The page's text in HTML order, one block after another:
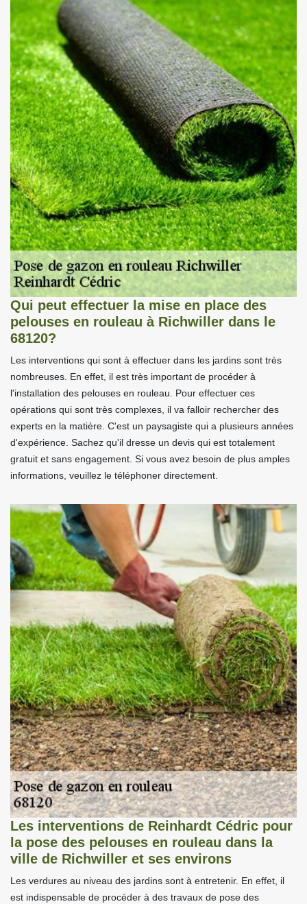
Qui peut effectuer la mise en place des
pelouses en rouleau à Richwiller dans le
68120?
Les interventions qui sont à effectuer dans les jardins sont très
nombreuses. En effet, il est très important de procéder à
l'installation des pelouses en rouleau. Pour effectuer ces
opérations qui sont très complexes, il va falloir rechercher des
experts en la matière. C'est un paysagiste qui a plusieurs années
d'expérience. Sachez qu'il dresse un devis qui est totalement
gratuit et sans engagement. Si vous avez besoin de plus amples
informations, veuillez le téléphoner directement.
Les interventions de Reinhardt Cédric pour
la pose des pelouses en rouleau dans la
ville de Richwiller et ses environs
Les verdures au niveau des jardins sont à entretenir. En effet, il
est indispensable de procéder à des travaux de pose des